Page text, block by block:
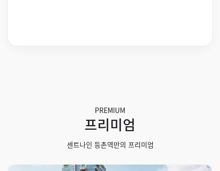
PREMIUM
프리미엄
센트나인 등촌역만의 프리미엄